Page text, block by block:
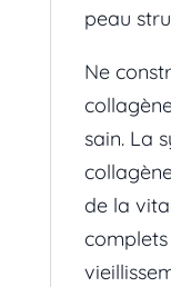
peau
Ne
sain. La
de la